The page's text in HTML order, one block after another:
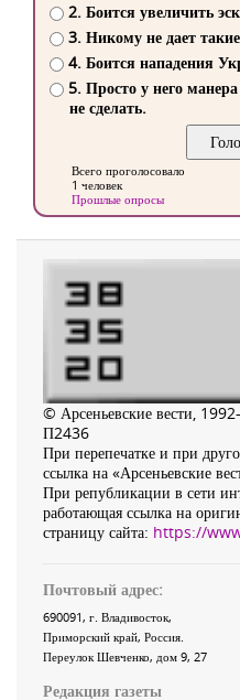
2. Боится увеличить
3. Никому не дает
4. Боится нападения
5. Просто у него
не сделать.
Всего проголосовало
1 человек
Прошлые опросы
© Арсеньевские вести,
П2436
При перепечатке и при
ссылка на «Арсеньевские
При републикации в сети
работающая ссылка на
страницу сайта: https://
Почтовый адрес:
690091, г. Владивосток,
Приморский край, Россия
Переулок Шевченко, дом 9, 27
Редакция газеты